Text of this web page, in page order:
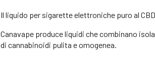
Il liquido per sigarette elettroniche puro al
Canavape produce liquidi che combinano
di cannabinoidi pulita e omogenea.